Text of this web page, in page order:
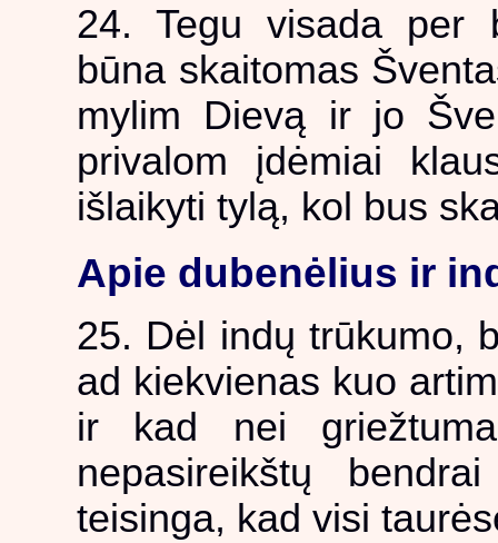
24. Tegu visada per
būna skaitomas
mylim Dievą ir jo
privalom įdėmiai
išlaikyti tylą, kol bus
Apie dubenėlius ir
25. Dėl indų trūkumo,
ad kiekvienas kuo
ir kad nei
nepasireikštų
teisinga, kad visi